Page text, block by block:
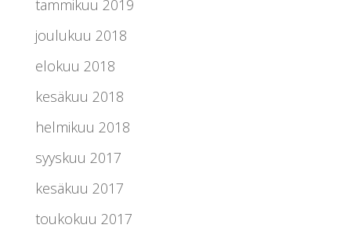
tammikuu 2019
joulukuu 2018
elokuu 2018
kesäkuu 2018
helmikuu 2018
syyskuu 2017
kesäkuu 2017
toukokuu 2017